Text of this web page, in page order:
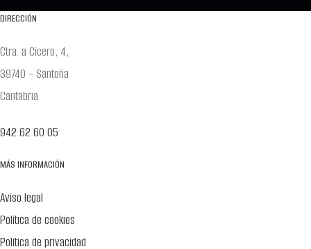
DIRECCIÓN
Ctra. a Cicero, 4,
39740 – Santoña
Cantabria
942 62 60 05
MÁS INFORMACIÓN
Aviso legal
Política de cookies
Política de privacidad